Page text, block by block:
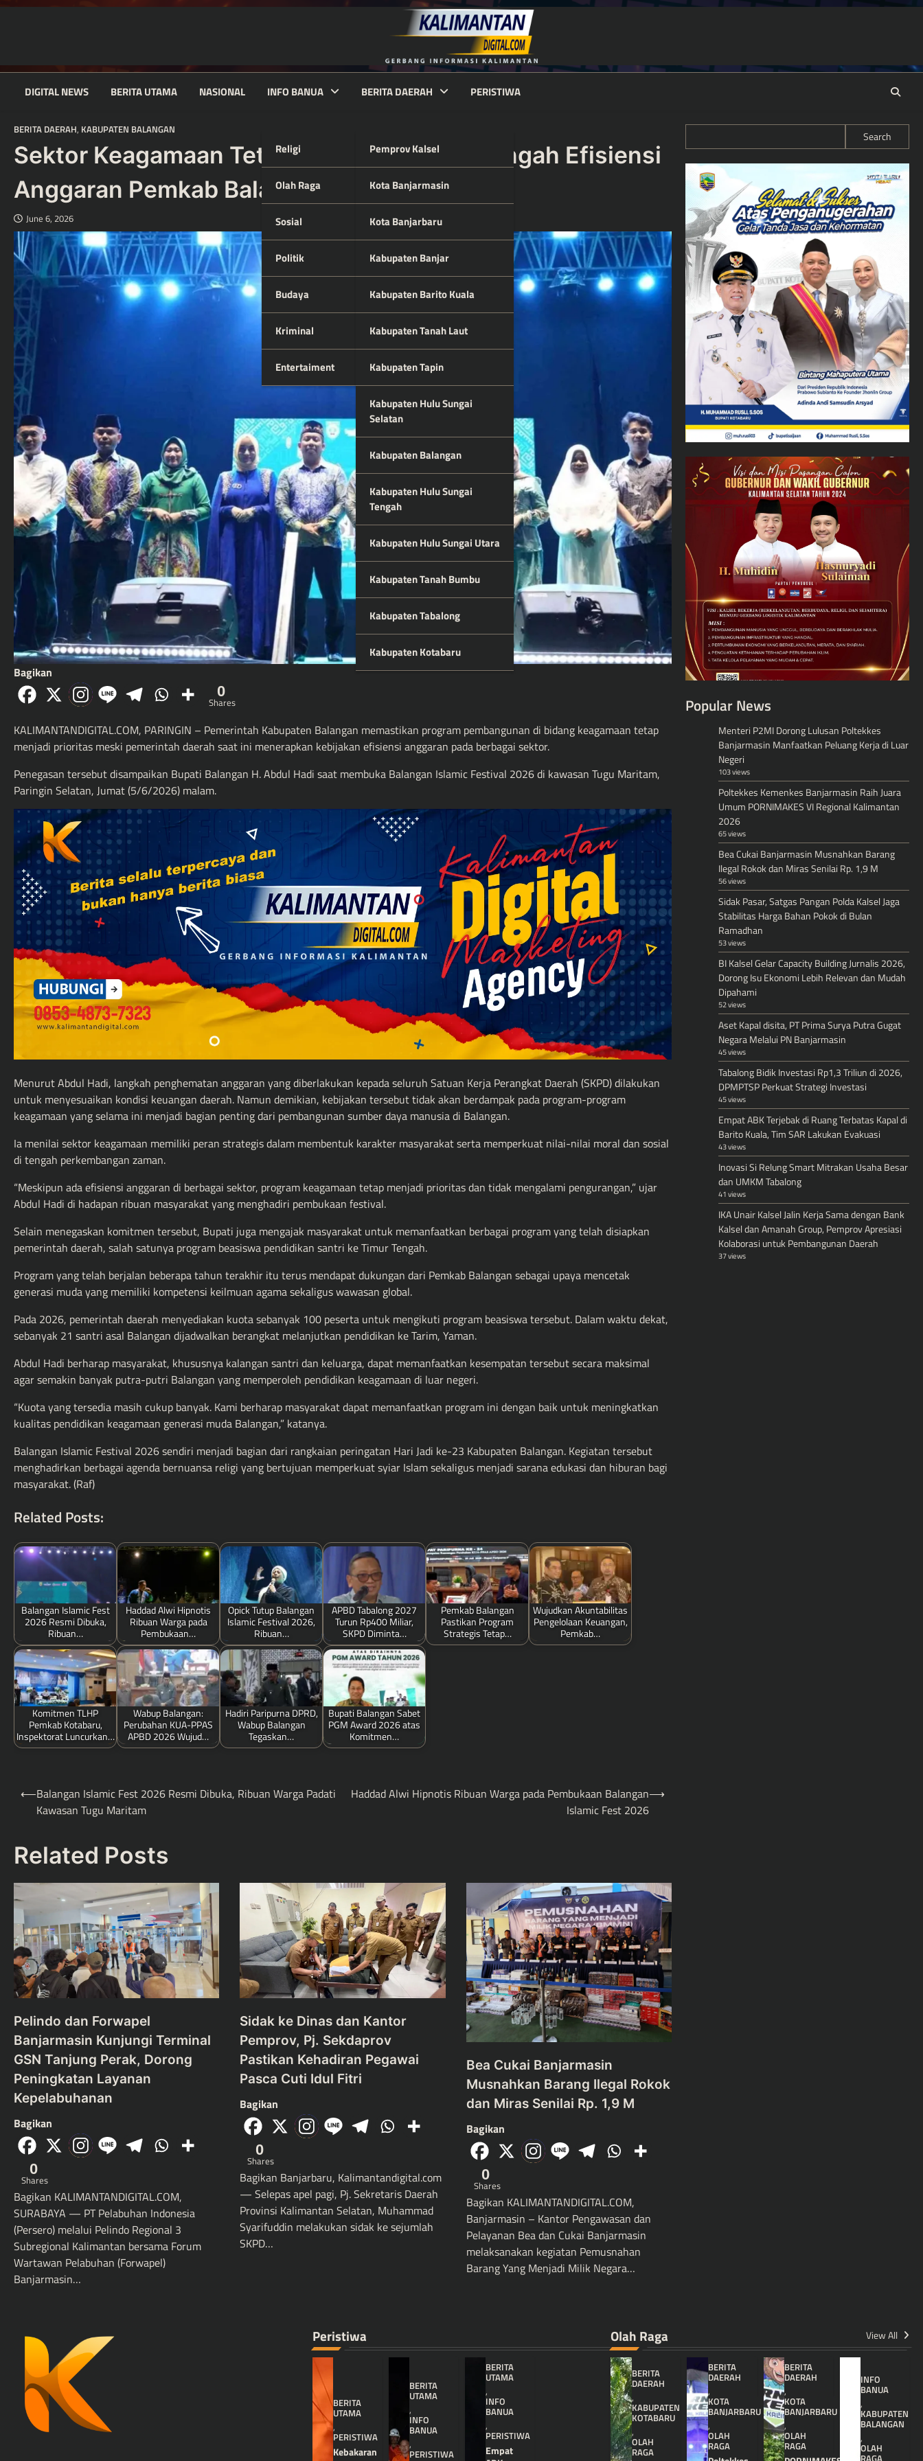
Skip
DIGITAL NEWS BERITA UTAMA NASIONAL INFO BANUA
Religi
Olah Raga
Sosial
Politik
Budaya
Kriminal
Entertaiment
BERITA DAERAH
Pemprov Kalsel
Kota Banjarmasin
Kota Banjarbaru
Kabupaten Banjar
Kabupaten Barito Kuala
Kabupaten Tanah Laut
Kabupaten Tapin
Kabupaten Hulu Sungai
Selatan
Kabupaten Balangan
Kabupaten Hulu Sungai
Tengah
Kabupaten Hulu Sungai Utara
Kabupaten Tanah Bumbu
Kabupaten Tabalong
Kabupaten Kotabaru
PERISTIWA
BERITA DAERAH, KABUPATEN BALANGAN
Sektor Keagamaan Tetap Jadi Prioritas di Tengah Efisiensi
Anggaran Pemkab Balangan
June 6, 2026
Bagikan
0
Shares
KALIMANTANDIGITAL.COM, PARINGIN – Pemerintah Kabupaten Balangan memastikan program pembangunan di bidang keagamaan tetap
menjadi prioritas meski pemerintah daerah saat ini menerapkan kebijakan efisiensi anggaran pada berbagai sektor.
Penegasan tersebut disampaikan Bupati Balangan H. Abdul Hadi saat membuka Balangan Islamic Festival 2026 di kawasan Tugu Maritam,
Paringin Selatan, Jumat (5/6/2026) malam.
Menurut Abdul Hadi, langkah penghematan anggaran yang diberlakukan kepada seluruh Satuan Kerja Perangkat Daerah (SKPD) dilakukan
untuk menyesuaikan kondisi keuangan daerah. Namun demikian, kebijakan tersebut tidak akan berdampak pada program-program
keagamaan yang selama ini menjadi bagian penting dari pembangunan sumber daya manusia di Balangan.
Ia menilai sektor keagamaan memiliki peran strategis dalam membentuk karakter masyarakat serta memperkuat nilai-nilai moral dan sosial
di tengah perkembangan zaman.
“Meskipun ada efisiensi anggaran di berbagai sektor, program keagamaan tetap menjadi prioritas dan tidak mengalami pengurangan,” ujar
Abdul Hadi di hadapan ribuan masyarakat yang menghadiri pembukaan festival.
Selain menegaskan komitmen tersebut, Bupati juga mengajak masyarakat untuk memanfaatkan berbagai program yang telah disiapkan
pemerintah daerah, salah satunya program beasiswa pendidikan santri ke Timur Tengah.
Program yang telah berjalan beberapa tahun terakhir itu terus mendapat dukungan dari Pemkab Balangan sebagai upaya mencetak
generasi muda yang memiliki kompetensi keilmuan agama sekaligus wawasan global.
Pada 2026, pemerintah daerah menyediakan kuota sebanyak 100 peserta untuk mengikuti program beasiswa tersebut. Dalam waktu dekat,
sebanyak 21 santri asal Balangan dijadwalkan berangkat melanjutkan pendidikan ke Tarim, Yaman.
Abdul Hadi berharap masyarakat, khususnya kalangan santri dan keluarga, dapat memanfaatkan kesempatan tersebut secara maksimal
agar semakin banyak putra-putri Balangan yang memperoleh pendidikan keagamaan di luar negeri.
“Kuota yang tersedia masih cukup banyak. Kami berharap masyarakat dapat memanfaatkan program ini dengan baik untuk meningkatkan
kualitas pendidikan keagamaan generasi muda Balangan,” katanya.
Balangan Islamic Festival 2026 sendiri menjadi bagian dari rangkaian peringatan Hari Jadi ke-23 Kabupaten Balangan. Kegiatan tersebut
menghadirkan berbagai agenda bernuansa religi yang bertujuan memperkuat syiar Islam sekaligus menjadi sarana edukasi dan hiburan bagi
masyarakat. (Raf)
Related Posts:
Balangan Islamic Fest
2026 Resmi Dibuka,
Ribuan…
Haddad Alwi Hipnotis
Ribuan Warga pada
Pembukaan…
Opick Tutup Balangan
Islamic Festival 2026,
Ribuan…
APBD Tabalong 2027
Turun Rp400 Miliar,
SKPD Diminta…
Pemkab Balangan
Pastikan Program
Strategis Tetap…
Wujudkan Akuntabilitas
Pengelolaan Keuangan,
Pemkab…
Komitmen TLHP
Pemkab Kotabaru,
Inspektorat Luncurkan…
Wabup Balangan:
Perubahan KUA-PPAS
APBD 2026 Wujud…
Hadiri Paripurna DPRD,
Wabup Balangan
Tegaskan…
Bupati Balangan Sabet
PGM Award 2026 atas
Komitmen…
Post
navigation
⟵Balangan Islamic Fest 2026 Resmi Dibuka, Ribuan Warga Padati
Kawasan Tugu Maritam
Haddad Alwi Hipnotis Ribuan Warga pada Pembukaan Balangan
Islamic Fest 2026
⟶
Related Posts
Pelindo dan Forwapel
Banjarmasin Kunjungi Terminal
GSN Tanjung Perak, Dorong
Peningkatan Layanan
Kepelabuhanan
Bagikan
0
Shares
Bagikan KALIMANTANDIGITAL.COM,
SURABAYA — PT Pelabuhan Indonesia
(Persero) melalui Pelindo Regional 3
Subregional Kalimantan bersama Forum
Wartawan Pelabuhan (Forwapel)
Banjarmasin…
Sidak ke Dinas dan Kantor
Pemprov, Pj. Sekdaprov
Pastikan Kehadiran Pegawai
Pasca Cuti Idul Fitri
Bagikan
0
Shares
Bagikan Banjarbaru, Kalimantandigital.com
— Selepas apel pagi, Pj. Sekretaris Daerah
Provinsi Kalimantan Selatan, Muhammad
Syarifuddin melakukan sidak ke sejumlah
SKPD…
Bea Cukai Banjarmasin
Musnahkan Barang Ilegal Rokok
dan Miras Senilai Rp. 1,9 M
Bagikan
0
Shares
Bagikan KALIMANTANDIGITAL.COM,
Banjarmasin – Kantor Pengawasan dan
Pelayanan Bea dan Cukai Banjarmasin
melaksanakan kegiatan Pemusnahan
Barang Yang Menjadi Milik Negara…
Search
Popular News
Menteri P2MI Dorong Lulusan Poltekkes
Banjarmasin Manfaatkan Peluang Kerja di Luar
Negeri
103 views
Poltekkes Kemenkes Banjarmasin Raih Juara
Umum PORNIMAKES VI Regional Kalimantan
2026
65 views
Bea Cukai Banjarmasin Musnahkan Barang
Ilegal Rokok dan Miras Senilai Rp. 1,9 M
56 views
Sidak Pasar, Satgas Pangan Polda Kalsel Jaga
Stabilitas Harga Bahan Pokok di Bulan
Ramadhan
53 views
BI Kalsel Gelar Capacity Building Jurnalis 2026,
Dorong Isu Ekonomi Lebih Relevan dan Mudah
Dipahami
52 views
Aset Kapal disita, PT Prima Surya Putra Gugat
Negara Melalui PN Banjarmasin
45 views
Tabalong Bidik Investasi Rp1,3 Triliun di 2026,
DPMPTSP Perkuat Strategi Investasi
45 views
Empat ABK Terjebak di Ruang Terbatas Kapal di
Barito Kuala, Tim SAR Lakukan Evakuasi
43 views
Inovasi Si Relung Smart Mitrakan Usaha Besar
dan UMKM Tabalong
41 views
IKA Unair Kalsel Jalin Kerja Sama dengan Bank
Kalsel dan Amanah Group, Pemprov Apresiasi
Kolaborasi untuk Pembangunan Daerah
37 views
Peristiwa
BERITA
UTAMA
,
PERISTIWA
Kebakaran
BERITA
UTAMA
,
INFO
BANUA
,
PERISTIWA
BERITA
UTAMA
,
INFO
BANUA
,
PERISTIWA
Empat
Olah Raga View All
BERITA
DAERAH
,
KABUPATEN
KOTABARU
,
OLAH
RAGA
BERITA
DAERAH
,
KOTA
BANJARBARU
,
OLAH
RAGA
BERITA
DAERAH
,
KOTA
BANJARBARU
,
OLAH
RAGA
INFO
BANUA
,
KABUPATEN
BALANGAN
,
OLAH